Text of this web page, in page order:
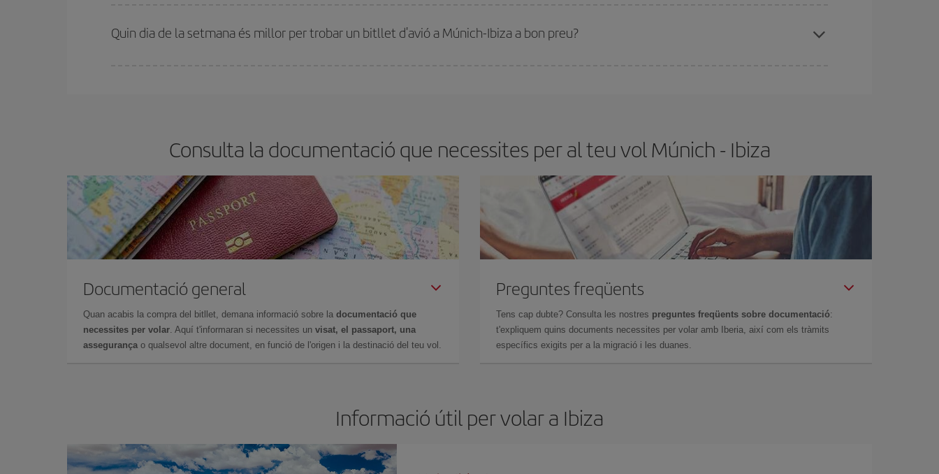
Quin dia de la setmana és millor per trobar un bitllet d'avió a Múnich-Ibiza a bon preu?
Consulta la documentació que necessites per al teu vol Múnich - Ibiza
Documentació general
Quan acabis la compra del bitllet, demana informació sobre la documentació que
necessites per volar. Aquí t'informaran si necessites un visat, el passaport, una
assegurança o qualsevol altre document, en funció de l'origen i la destinació del teu vol.
Preguntes freqüents
Tens cap dubte? Consulta les nostres preguntes freqüents sobre documentació:
t'expliquem quins documents necessites per volar amb Iberia, així com els tràmits
específics exigits per a la migració i les duanes.
Informació útil per volar a Ibiza